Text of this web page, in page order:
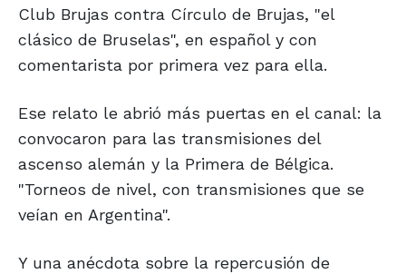
Club Brujas contra Círculo de Brujas, "el
clásico de Bruselas", en español y con
comentarista por primera vez para ella.
Ese relato le abrió más puertas en el canal: la
convocaron para las transmisiones del
ascenso alemán y la Primera de Bélgica.
"Torneos de nivel, con transmisiones que se
veían en Argentina".
Y una anécdota sobre la repercusión de